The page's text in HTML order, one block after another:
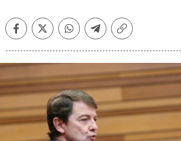
FacebookTwitterWhatsappTelegramCopiar